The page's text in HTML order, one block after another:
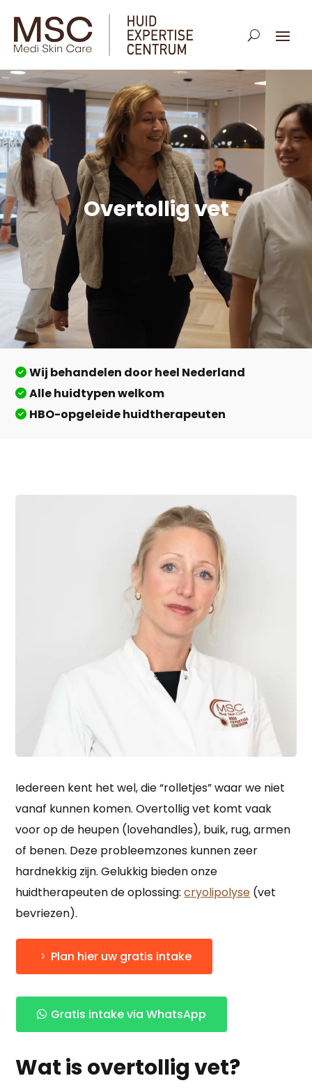
Overtollig vet
Wij behandelen door heel Nederland
Alle huidtypen welkom
HBO-opgeleide huidtherapeuten
Iedereen kent het wel, die “rolletjes” waar we niet
vanaf kunnen komen. Overtollig vet komt vaak
voor op de heupen (lovehandles), buik, rug, armen
of benen. Deze probleemzones kunnen zeer
hardnekkig zijn. Gelukkig bieden onze
huidtherapeuten de oplossing:cryolipolyse (vet
bevriezen).
Plan hier uw gratis intake
Gratis intake via WhatsApp
Wat is overtollig vet?